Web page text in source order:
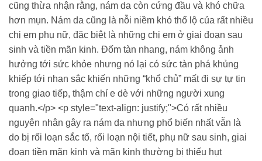
cũng thừa nhận rằng, nám da còn cứng đầu và khó chữa
hơn mụn. Nám da cũng là nỗi niềm khó thổ lộ của rất nhiều
chị em phụ nữ, đặc biệt là những chị em ở giai đoạn sau
sinh và tiền mãn kinh. Đốm tàn nhang, nám không ảnh
hưởng tới sức khỏe nhưng nó lại có sức tàn phá khủng
khiếp tới nhan sắc khiến những “khổ chủ” mất đi sự tự tin
trong giao tiếp, thậm chí e dè với những người xung
quanh.</p> <p style="text-align: justify;">Có rất nhiều
nguyên nhân gây ra nám da nhưng phổ biến nhất vẫn là
do bị rối loạn sắc tố, rối loạn nội tiết, phụ nữ sau sinh, giai
đoạn tiền mãn kinh và mãn kinh thường bị thiếu hụt